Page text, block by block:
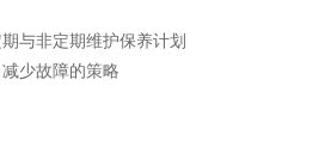
与非定期维护保养计划
少故障的策略